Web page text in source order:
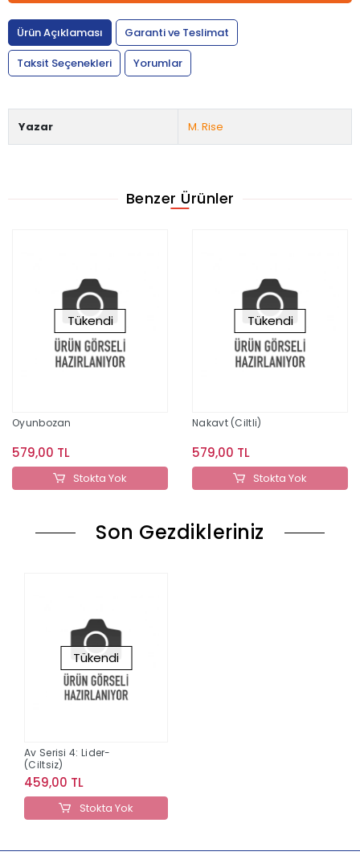
Ürün Açıklaması
Garanti ve Teslimat
Taksit Seçenekleri
Yorumlar
Yazar M. Rise
Benzer Ürünler
Tükendi
Oyunbozan
579,00 TL
Stokta Yok
Tükendi
Nakavt (Ciltli)
579,00 TL
Stokta Yok
Son Gezdikleriniz
Tükendi
Av Serisi 4: Lider-
(Ciltsiz)
459,00 TL
Stokta Yok